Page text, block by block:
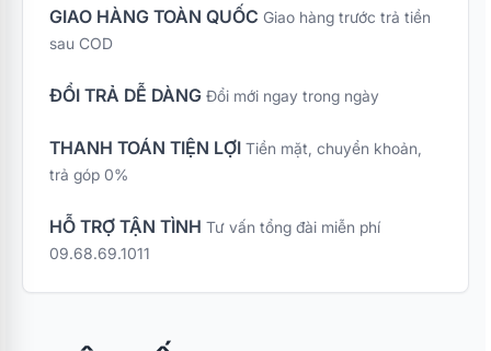
GIAO HÀNG TOÀN QUỐC Giao hàng trước trả tiền
sau COD
ĐỔI TRẢ DỄ DÀNG Đổi mới ngay trong ngày
THANH TOÁN TIỆN LỢI Tiền mặt, chuyển khoản,
trả góp 0%
HỖ TRỢ TẬN TÌNH Tư vấn tổng đài miễn phí
09.68.69.1011